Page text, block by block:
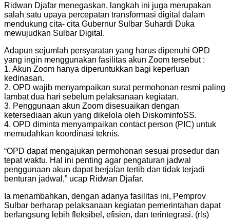
Ridwan Djafar menegaskan, langkah ini juga merupakan
salah satu upaya percepatan transformasi digital dalam
mendukung cita- cita Gubernur Sulbar Suhardi Duka
mewujudkan Sulbar Digital.
Adapun sejumlah persyaratan yang harus dipenuhi OPD
yang ingin menggunakan fasilitas akun Zoom tersebut :
1. Akun Zoom hanya diperuntukkan bagi keperluan
kedinasan.
2. OPD wajib menyampaikan surat permohonan resmi paling
lambat dua hari sebelum pelaksanaan kegiatan.
3. Penggunaan akun Zoom disesuaikan dengan
ketersediaan akun yang dikelola oleh DiskominfoSS.
4. OPD diminta menyampaikan contact person (PIC) untuk
memudahkan koordinasi teknis.
“OPD dapat mengajukan permohonan sesuai prosedur dan
tepat waktu. Hal ini penting agar pengaturan jadwal
penggunaan akun dapat berjalan tertib dan tidak terjadi
benturan jadwal,” ucap Ridwan Djafar.
Ia menambahkan, dengan adanya fasilitas ini, Pemprov
Sulbar berharap pelaksanaan kegiatan pemerintahan dapat
berlangsung lebih fleksibel, efisien, dan terintegrasi. (rls)